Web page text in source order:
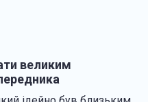
великим